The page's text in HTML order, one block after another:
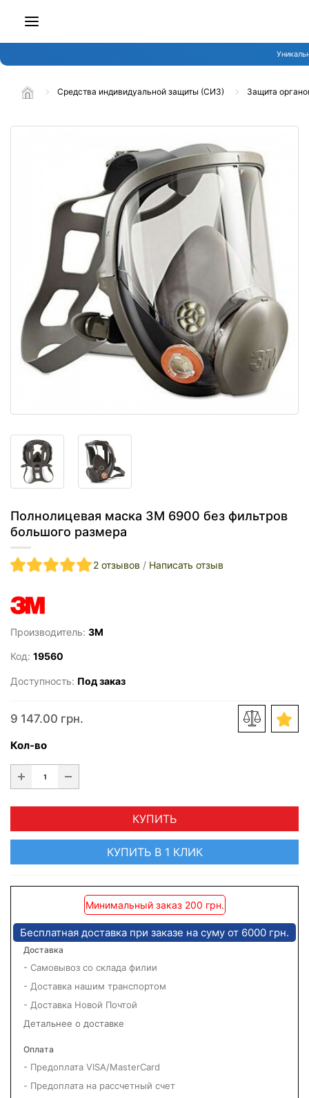
Средства индивидуальной защиты (СИЗ) Защита
Полнолицевая маска 3M 6900 без фильтров
большого размера
2 отзывов / Написать отзыв
Производитель: 3M
Код: 19560
Доступность: Под заказ
9 147.00 грн.
Кол-во
КУПИТЬ
КУПИТЬ В 1 КЛИК
Минимальный заказ 200 грн.
Бесплатная доставка при заказе на суму от 6000 грн.
Доставка
- Самовывоз со склада филии
- Доставка нашим транспортом
- Доставка Новой Почтой
Детальнее о доставке
Оплата
- Предоплата VISA/MasterCard
- Предоплата на рассчетный счет